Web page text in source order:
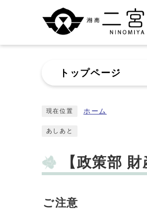
トップページ
現在位置 ホーム
あしあと
【政策部
ご注意